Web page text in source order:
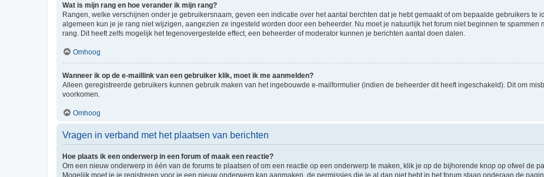
Wat is mijn rang en hoe verander ik mijn rang?
Rangen, welke verschijnen onder je gebruikersnaam, geven een indicatie over het aantal berchten dat je hebt gemaakt of om bepaalde gebruikers te
algemeen kun je je rang niet wijzigen, aangezien ze ingesteld worden door een beheerder. Nu moet je natuurlijk het forum niet beginnen te
rang. Dit heeft zelfs mogelijk het tegenovergestelde effect, een beheerder of moderator kunnen je berichten aantal doen dalen.
Omhoog
Wanneer ik op de e-maillink van een gebruiker klik, moet ik me aanmelden?
Alleen geregistreerde gebruikers kunnen gebruik maken van het ingebouwde e-mailformulier (indien de beheerder dit heeft ingeschakeld). Dit om
voorkomen.
Omhoog
Vragen in verband met het plaatsen van berichten
Hoe plaats ik een onderwerp in een forum of maak een reactie?
Om een nieuw onderwerp in één van de forums te plaatsen of om een reactie op een onderwerp te maken, klik je op de bijhorende knop op ofwel de
Mogelijk moet je je registreren voor je een nieuw onderwerp kan aanmaken, de permissies die je al dan niet hebt in het forum staan onderaan de